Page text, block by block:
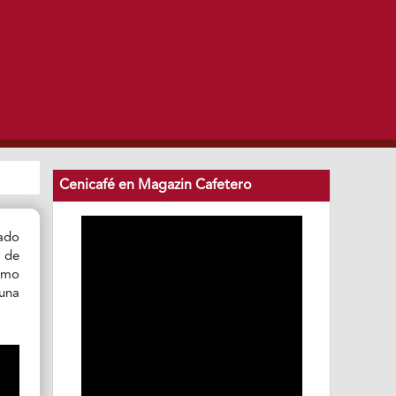
de
Cenicafé en Magazin Cafetero